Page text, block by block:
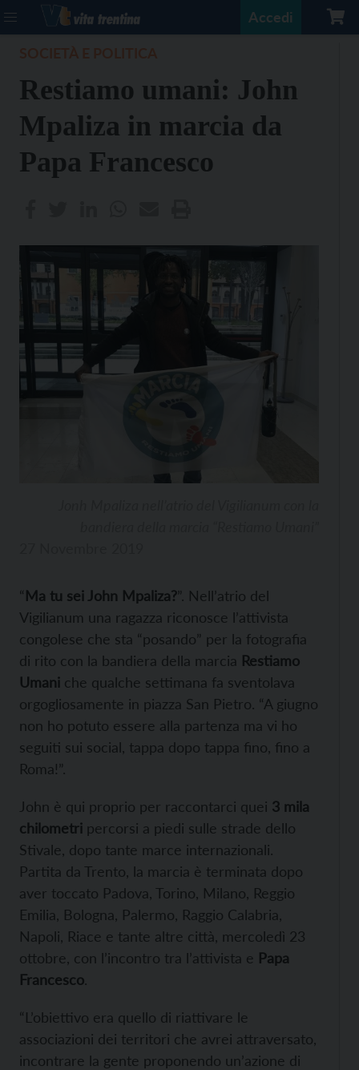
Accedi
Restiamo umani: John
Mpaliza in marcia da
Papa Francesco
“Ma tu sei John Mpaliza?”. Nell’atrio del
Vigilianum una ragazza riconosce l’attivista
congolese che sta “posando” per la fotografia
di rito con la bandiera della marcia Restiamo
Umani che qualche settimana fa sventolava
orgogliosamente in piazza San Pietro. “A giugno
non ho potuto essere alla partenza ma vi ho
seguiti sui social, tappa dopo tappa fino, fino a
Roma!”.
John è qui proprio per raccontarci quei 3 mila
chilometri percorsi a piedi sulle strade dello
Stivale, dopo tante marce internazionali.
Partita da Trento, la marcia è terminata dopo
aver toccato Padova, Torino, Milano, Reggio
Emilia, Bologna, Palermo, Raggio Calabria,
Napoli, Riace e tante altre città, mercoledì 23
ottobre, con l’incontro tra l’attivista e Papa
Francesco.
“L’obiettivo era quello di riattivare le
associazioni dei territori che avrei attraversato,
incontrare la gente proponendo un’azione di